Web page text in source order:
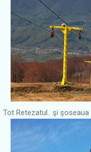
Tot Retezatul.. şi